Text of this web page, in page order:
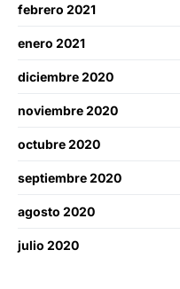
febrero 2021
enero 2021
diciembre 2020
noviembre 2020
octubre 2020
septiembre 2020
agosto 2020
julio 2020